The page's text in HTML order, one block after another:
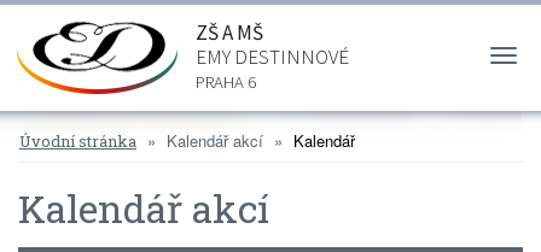
ZŠ A MŠ
EMY DESTINNOVÉ
PRAHA 6
Úvodní stránka Kalendář akcí Kalendář
Kalendář akcí